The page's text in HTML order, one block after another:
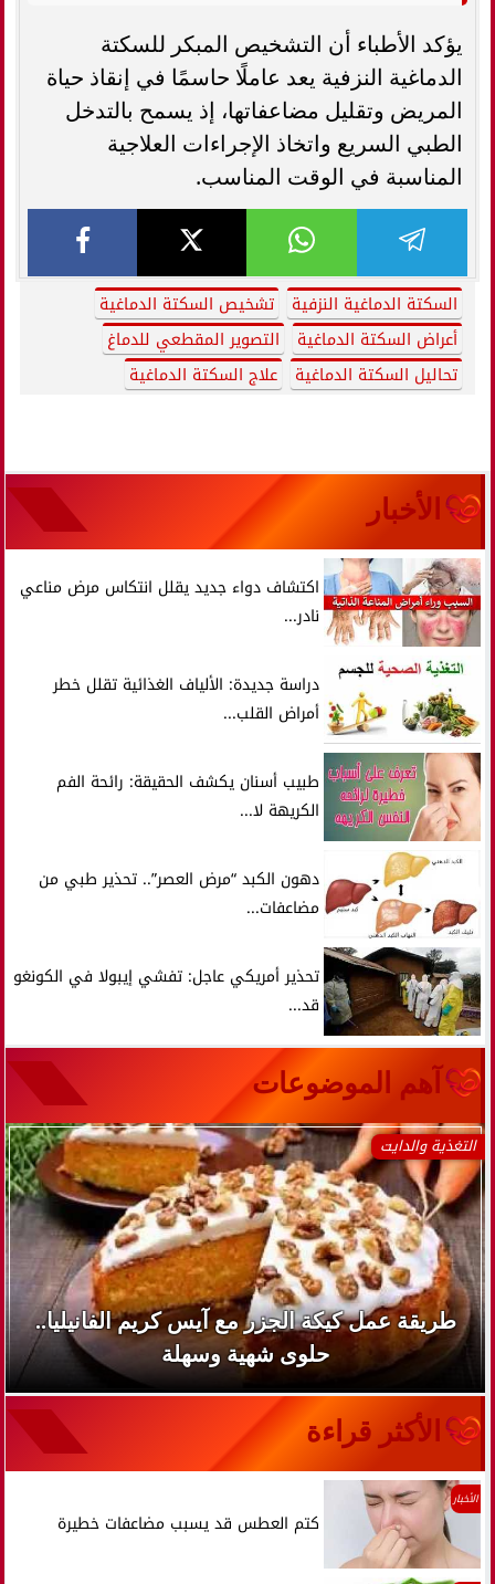
يؤكد الأطباء أن التشخيص المبكر للسكتة
الدماغية النزفية يعد عاملًا حاسمًا في إنقاذ حياة
المريض وتقليل مضاعفاتها، إذ يسمح بالتدخل
الطبي السريع واتخاذ الإجراءات العلاجية
المناسبة في الوقت المناسب.
السكتة الدماغية النزفية
تشخيص السكتة الدماغية
أعراض السكتة الدماغية
التصوير المقطعي للدماغ
تحاليل السكتة الدماغية
علاج السكتة الدماغية
الأخبار
اكتشاف دواء جديد يقلل انتكاس مرض مناعي
نادر...
دراسة جديدة: الألياف الغذائية تقلل خطر
أمراض القلب...
طبيب أسنان يكشف الحقيقة: رائحة الفم
الكريهة لا...
دهون الكبد “مرض العصر”.. تحذير طبي من
مضاعفات...
تحذير أمريكي عاجل: تفشي إيبولا في الكونغو
قد...
آهم الموضوعات
التغذية والدايت
طريقة عمل كيكة الجزر مع آيس كريم الفانيليا..
حلوى شهية وسهلة
الأكثر قراءة
الأخبار
كتم العطس قد يسبب مضاعفات خطيرة